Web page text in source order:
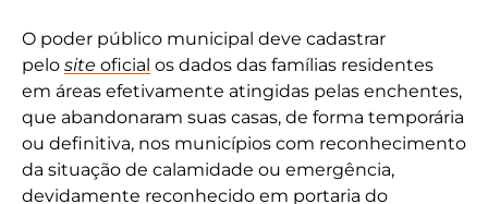
O poder público municipal deve cadastrar
pelo site oficial os dados das famílias residentes
em áreas efetivamente atingidas pelas enchentes,
que abandonaram suas casas, de forma temporária
ou definitiva, nos municípios com reconhecimento
da situação de calamidade ou emergência,
devidamente reconhecido em portaria do